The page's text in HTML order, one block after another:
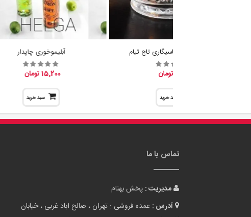
جا شمع وارمر و جاسیگاری تاج تیام
سبد خرید
آبلیموخوری چاپدار
15,200 تومان
سبد خرید
تماس با ما
مدیریت : پخش بهنام
آدرس : عمده فروشی : تهران ، صالح اباد غربی ، خیابان